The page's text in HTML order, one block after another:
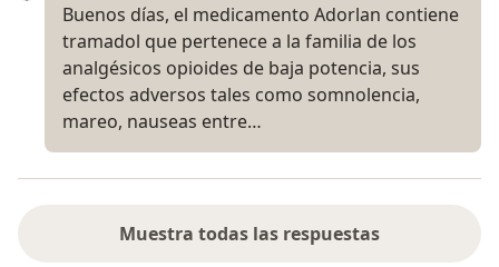
Buenos días, el medicamento Adorlan contiene
tramadol que pertenece a la familia de los
analgésicos opioides de baja potencia, sus
efectos adversos tales como somnolencia,
mareo, nauseas entre…
Muestra todas las respuestas